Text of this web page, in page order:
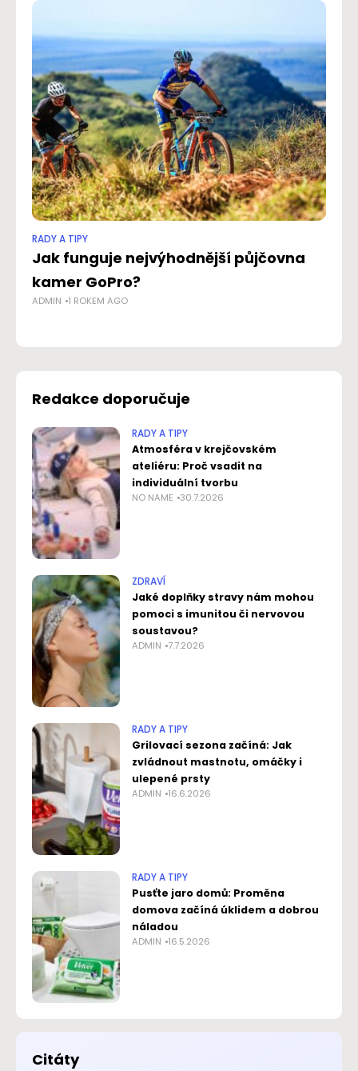
RADY A TIPY
Jak funguje nejvýhodnější půjčovna
kamer GoPro?
ADMIN 1 ROKEM AGO
Redakce doporučuje
RADY A TIPY
Atmosféra v krejčovském
ateliéru: Proč vsadit na
individuální tvorbu
NO NAME 30.7.2026
ZDRAVÍ
Jaké doplňky stravy nám mohou
pomoci s imunitou či nervovou
soustavou?
ADMIN 7.7.2026
RADY A TIPY
Grilovací sezona začíná: Jak
zvládnout mastnotu, omáčky i
ulepené prsty
ADMIN 16.6.2026
RADY A TIPY
Pusťte jaro domů: Proměna
domova začíná úklidem a dobrou
náladou
ADMIN 16.5.2026
Citáty